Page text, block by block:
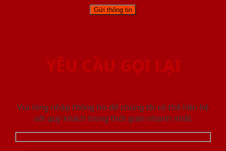
YÊU CẦU GỌI LẠI
Vui lòng nhập thông tin để chúng tôi có thể liên hệ
với quý khách trong thời gian nhanh nhất.